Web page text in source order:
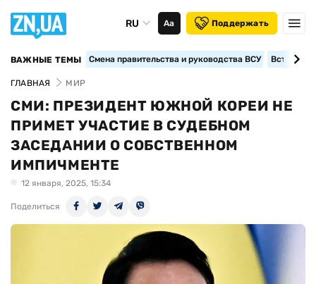
RU Аа Поддержать
ВАЖНЫЕ ТЕМЫ Смена правительства и руководства ВСУ
ГЛАВНАЯ МИР
СМИ: ПРЕЗИДЕНТ ЮЖНОЙ КОРЕИ НЕ
ПРИМЕТ УЧАСТИЕ В СУДЕБНОМ
ЗАСЕДАНИИ О СОБСТВЕННОМ
ИМПИЧМЕНТЕ
12 января, 2025, 15:34
Поделиться